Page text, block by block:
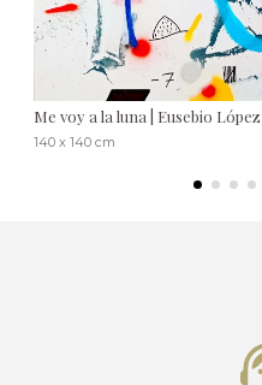
Me voy a la luna | Eusebio López
140 x 140 cm